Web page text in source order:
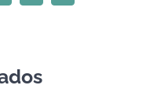
electrónico